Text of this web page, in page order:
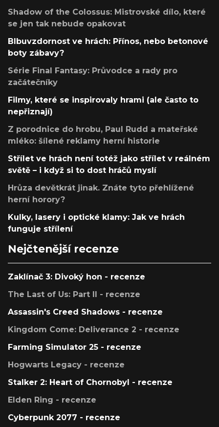
Shadow of the Colossus: Mistrovské dílo, které
se jen tak nebude opakovat
Blbuvzdornost ve hrách: Přínos, nebo betonové
boty zábavy?
Série Final Fantasy: Průvodce a rady pro
začátečníky
Filmy, které se inspirovaly hrami (ale často to
nepřiznají)
Z porodnice do hrobu, Paul Rudd a mateřské
mléko: šílené reklamy herní historie
Střílet ve hrách není totéž jako střílet v reálném
světě – i když si to dost hráčů myslí
Hrůza devětkrát jinak. Znáte tyto přehlížené
herní horory?
Kulky, lasery i optické klamy: Jak ve hrách
funguje střílení
Nejčtenější recenze
Zaklínač 3: Divoký hon - recenze
The Last of Us: Part II - recenze
Assassin's Creed Shadows - recenze
Kingdom Come: Deliverance 2 - recenze
Farming Simulator 25 - recenze
Hogwarts Legacy - recenze
Stalker 2: Heart of Chornobyl - recenze
Elden Ring - recenze
Cyberpunk 2077 - recenze